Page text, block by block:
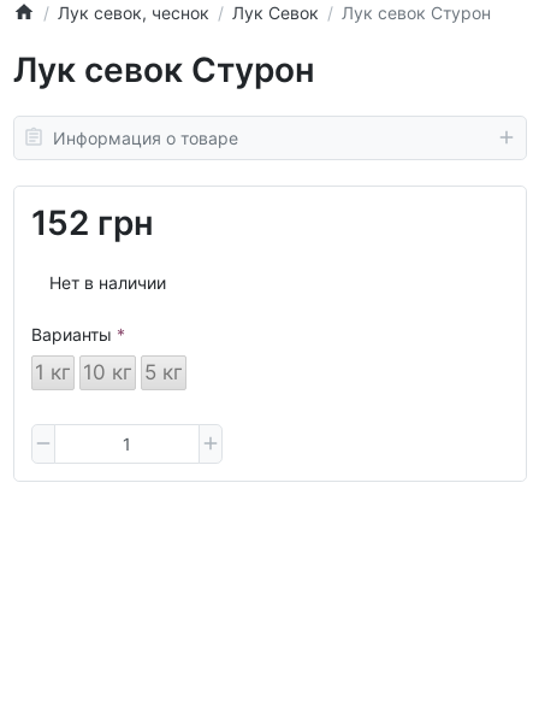
Лук севок, чеснок Лук Севок Лук севок Стурон
Лук севок Стурон
Информация о товаре
152 грн
Нет в наличии
Варианты
1 кг 10 кг 5 кг